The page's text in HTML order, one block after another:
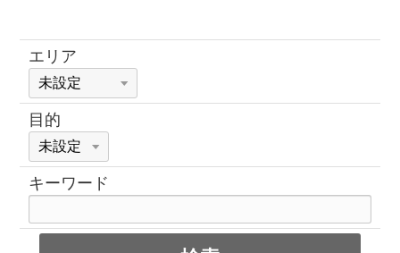
エリア
目的
キーワード